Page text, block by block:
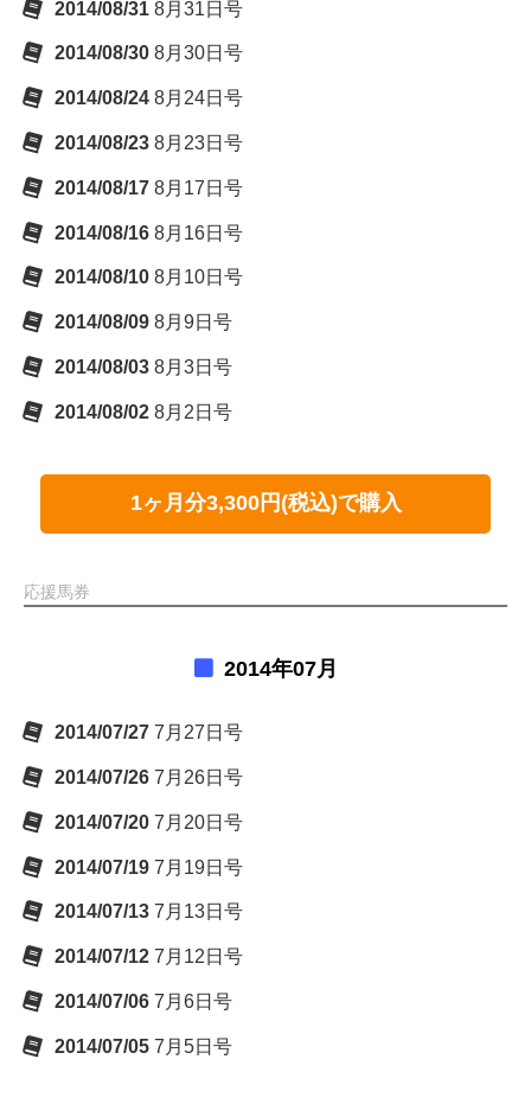
2014/08/31 8月31日号
2014/08/30 8月30日号
2014/08/24 8月24日号
2014/08/23 8月23日号
2014/08/17 8月17日号
2014/08/16 8月16日号
2014/08/10 8月10日号
2014/08/09 8月9日号
2014/08/03 8月3日号
2014/08/02 8月2日号
1ヶ月分3,300円(税込)で購入
応援馬券
2014年07月
2014/07/27 7月27日号
2014/07/26 7月26日号
2014/07/20 7月20日号
2014/07/19 7月19日号
2014/07/13 7月13日号
2014/07/12 7月12日号
2014/07/06 7月6日号
2014/07/05 7月5日号